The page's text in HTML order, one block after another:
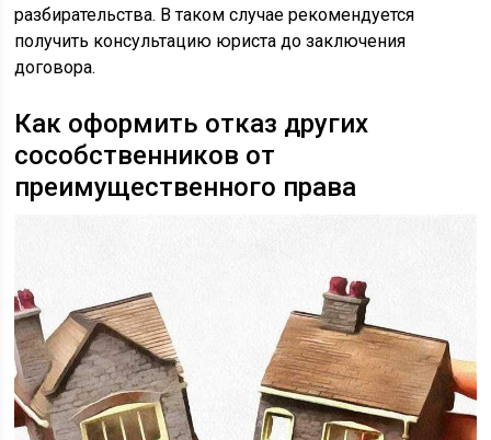
разбирательства. В таком случае рекомендуется
получить консультацию юриста до заключения
договора.
Как оформить отказ других
сособственников от
преимущественного права